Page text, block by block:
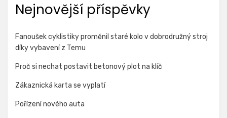
Nejnovější příspěvky
Fanoušek cyklistiky proměnil staré kolo v dobrodružný stroj
díky vybavení z Temu
Proč si nechat postavit betonový plot na klíč
Zákaznická karta se vyplatí
Pořízení nového auta